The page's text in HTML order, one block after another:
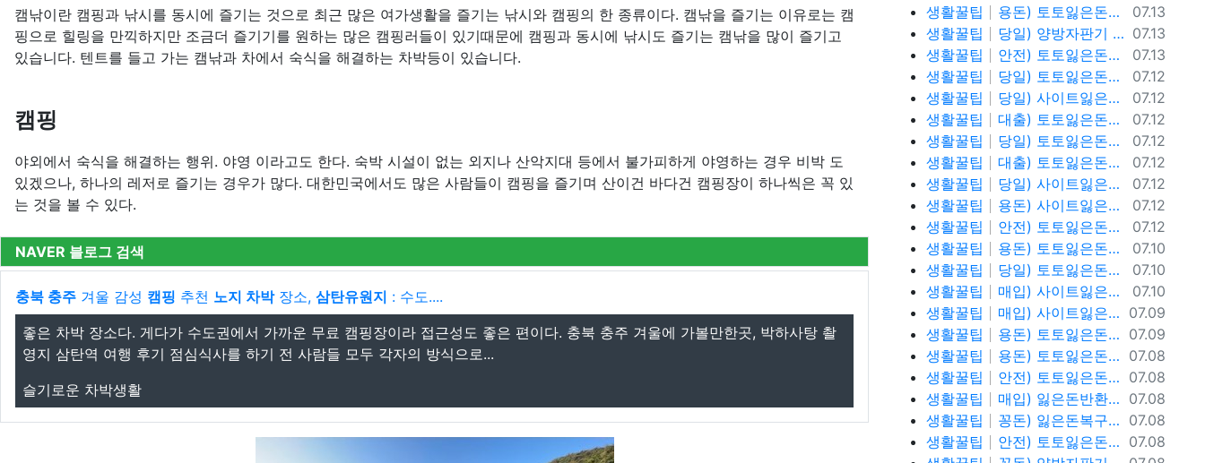
캠낚이란 캠핑과 낚시를 동시에 즐기는 것으로 최근 많은 여가생활을 즐기는 낚시와 캠핑의 한 종류이다. 캠낚을 즐기는 이유로는 캠
핑으로 힐링을 만끽하지만 조금더 즐기기를 원하는 많은 캠핑러들이 있기때문에 캠핑과 동시에 낚시도 즐기는 캠낚을 많이 즐기고
있습니다. 텐트를 들고 가는 캠낚과 차에서 숙식을 해결하는 차박등이 있습니다.
캠핑
야외에서 숙식을 해결하는 행위. 야영 이라고도 한다. 숙박 시설이 없는 외지나 산악지대 등에서 불가피하게 야영하는 경우 비박 도
있겠으나, 하나의 레저로 즐기는 경우가 많다. 대한민국에서도 많은 사람들이 캠핑을 즐기며 산이건 바다건 캠핑장이 하나씩은 꼭 있
는 것을 볼 수 있다.
NAVER 블로그 검색
충북 충주 겨울 감성 캠핑 추천 노지 차박장소, 삼탄유원지 : 수도....
좋은 차박 장소다. 게다가 수도권에서 가까운 무료 캠핑장이라 접근성도 좋은 편이다. 충북 충주 겨울에 가볼만한곳, 박하사탕 촬
영지 삼탄역 여행 후기 점심식사를 하기 전 사람들 모두 각자의 방식으로...
슬기로운 차박생활
등록일
07.13
생활꿀팁
용돈) 토토잃은돈반환 토토잃은돈복구 텔레@ybcs24
등록일
07.13
생활꿀팁
당일) 양방자판기 토토반환신청 텔레@ybcs24
등록일
07.13
생활꿀팁
안전) 토토잃은돈반환 토토잃은돈복구 텔레@ybcs24
등록일
07.12
생활꿀팁
당일) 토토잃은돈반환 토토잃은돈복구 텔레@ybcs24
등록일
07.12
생활꿀팁
당일) 사이트잃은돈반환 사이트잃은돈복구 텔레@ybcs24
등록일
07.12
생활꿀팁
대출) 토토잃은돈반환 토토잃은돈복구 텔레@ybcs24
등록일
07.12
생활꿀팁
당일) 토토잃은돈반환 토토잃은돈복구 텔레@ybcs24
등록일
07.12
생활꿀팁
대출) 토토잃은돈반환 토토잃은돈복구 텔레@ybcs24
등록일
07.12
생활꿀팁
당일) 사이트잃은돈반환 사이트잃은돈복구 텔레@ybcs24
등록일
07.12
생활꿀팁
용돈) 사이트잃은돈반환 사이트잃은돈복구 텔레@ybcs24
등록일
07.12
생활꿀팁
안전) 토토잃은돈반환 텔레@ybcs24
등록일
07.10
생활꿀팁
용돈) 토토잃은돈반환 텔레@ybcs24
등록일
07.10
생활꿀팁
당일) 토토잃은돈반환 텔레@ybcs24
등록일
07.10
생활꿀팁
매입) 사이트잃은돈복구 텔@ybcs24
등록일
07.09
생활꿀팁
매입) 사이트잃은돈복구 텔@ybcs24
등록일
07.09
생활꿀팁
용돈) 토토잃은돈복구 텔@ybcs24
등록일
07.08
생활꿀팁
용돈) 토토잃은돈복구 텔@ybcs24
등록일
07.08
생활꿀팁
안전) 토토잃은돈복구 텔@ybcs24
등록일
07.08
생활꿀팁
매입) 잃은돈반환 텔@ybcs24
등록일
07.08
생활꿀팁
꽁돈) 잃은돈복구 텔@ybcs24
등록일
07.08
생활꿀팁
안전) 토토잃은돈반환 텔@ybcs24